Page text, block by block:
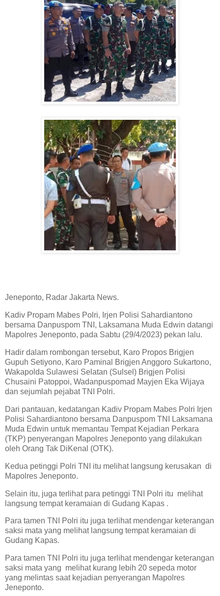
Jeneponto, Radar Jakarta News.
Kadiv Propam Mabes Polri, Irjen Polisi Sahardiantono
bersama Danpuspom TNI, Laksamana Muda Edwin datangi
Mapolres Jeneponto, pada Sabtu (29/4/2023) pekan lalu.
Hadir dalam rombongan tersebut, Karo Propos Brigjen
Gupuh Setiyono, Karo Paminal Brigjen Anggoro Sukartono,
Wakapolda Sulawesi Selatan (Sulsel) Brigjen Polisi
Chusaini Patoppoi, Wadanpuspomad Mayjen Eka Wijaya
dan sejumlah pejabat TNI Polri.
Dari pantauan, kedatangan Kadiv Propam Mabes Polri Irjen
Polisi Sahardiantono bersama Danpuspom TNI Laksamana
Muda Edwin untuk memantau Tempat Kejadian Perkara
(TKP) penyerangan Mapolres Jeneponto yang dilakukan
oleh Orang Tak DiKenal (OTK).
Kedua petinggi Polri TNI itu melihat langsung kerusakan di
Mapolres Jeneponto.
Selain itu, juga terlihat para petinggi TNI Polri itu melihat
langsung tempat keramaian di Gudang Kapas .
Para tamen TNI Polri itu juga terlihat mendengar keterangan
saksi mata yang melihat langsung tempat keramaian di
Gudang Kapas.
Para tamen TNI Polri itu juga terlihat mendengar keterangan
saksi mata yang melihat kurang lebih 20 sepeda motor
yang melintas saat kejadian penyerangan Mapolres
Jeneponto.